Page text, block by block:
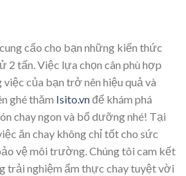
cấo cho bạn những kiến thức
2 tấn. Việc lựa chọn cân phù hợp
của bạn trở nên hiệu quả và
ghé thăm Isito.vnđể khám phá
chay ngon và bổ dưỡng nhé! Tại
ăn chay không chỉ tốt cho sức
vệ môi trường. Chúng tôi cam kết
trải nghiệm ẩm thực chay tuyệt vời